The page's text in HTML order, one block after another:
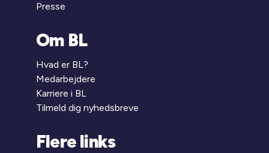
Presse
Om BL
Hvad er BL?
Medarbejdere
Karriere i BL
Tilmeld dig nyhedsbreve
Flere links